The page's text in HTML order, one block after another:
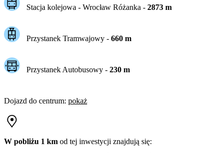
Stacja kolejowa - Wrocław Różanka - 2873m
Przystanek Tramwajowy - 660m
Przystanek Autobusowy - 230m
Dojazd do centrum: pokaż
W pobliżu 1 km od tej inwestycji znajdują się: